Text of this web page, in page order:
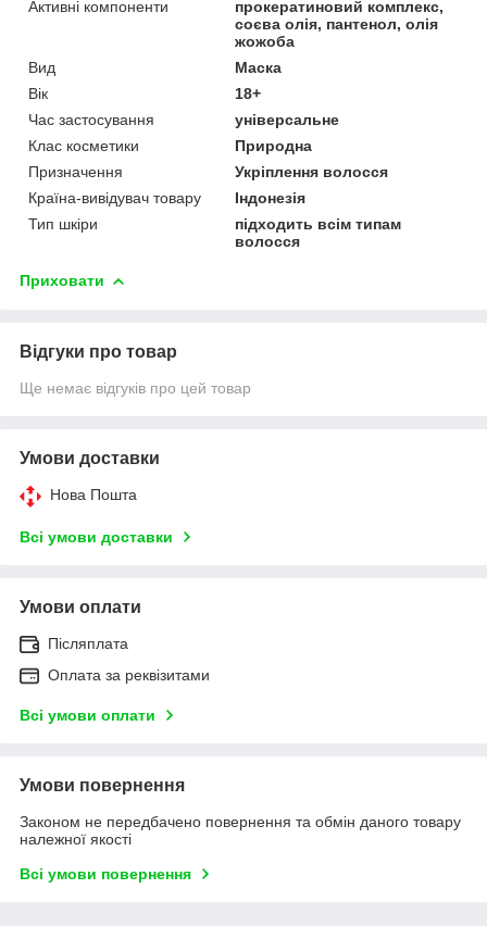
Активні компоненти
прокератиновий комплекс,
соєва олія, пантенол, олія
жожоба
Вид
Маска
Вік
18+
Час застосування
універсальне
Клас косметики
Природна
Призначення
Укріплення волосся
Країна-вивідувач товару
Індонезія
Тип шкіри
підходить всім типам
волосся
Приховати
Відгуки про товар
Ще немає відгуків про цей товар
Умови доставки
Нова Пошта
Всі умови доставки
Умови оплати
Післяплата
Оплата за реквізитами
Всі умови оплати
Умови повернення
Законом не передбачено повернення та обмін даного товару
належної якості
Всі умови повернення